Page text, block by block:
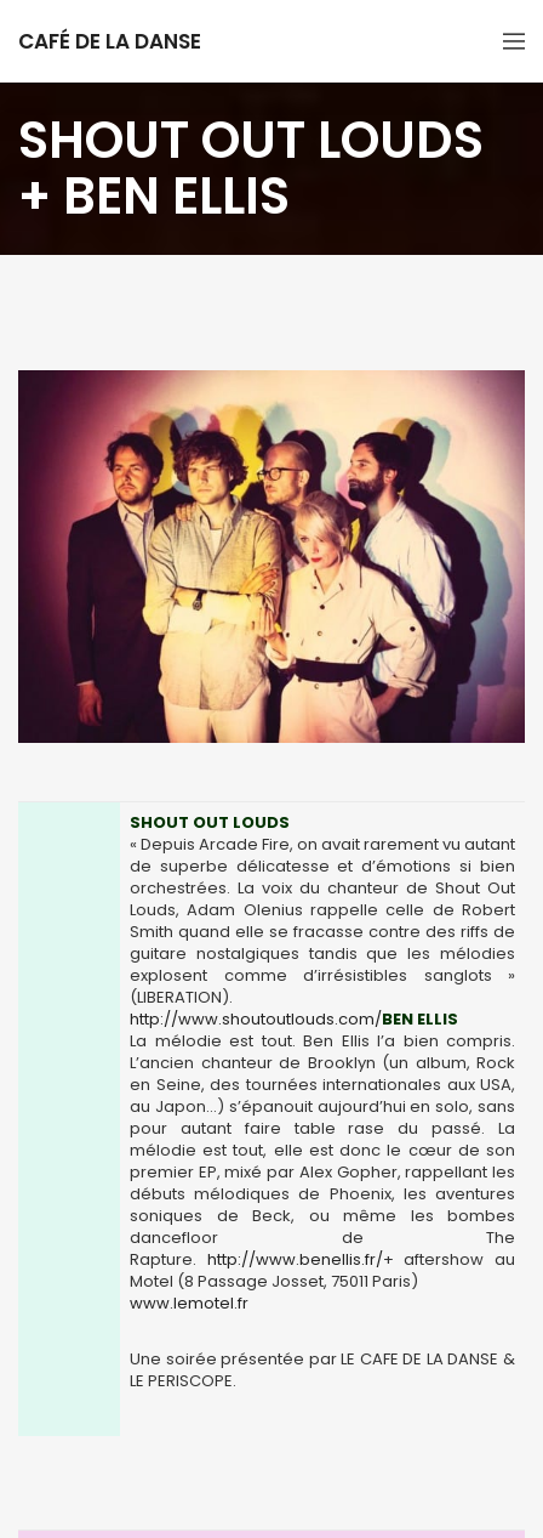
CAFÉ DE LA DANSE
SHOUT OUT LOUDS
+ BEN ELLIS
SHOUT OUT LOUDS
« Depuis Arcade Fire, on avait rarement vu autant
de superbe délicatesse et d’émotions si bien
orchestrées. La voix du chanteur de Shout Out
Louds, Adam Olenius rappelle celle de Robert
Smith quand elle se fracasse contre des riffs de
guitare nostalgiques tandis que les mélodies
explosent comme d’irrésistibles sanglots »
(LIBERATION).
http://www.shoutoutlouds.com/BEN ELLIS
La mélodie est tout. Ben Ellis l’a bien compris.
L’ancien chanteur de Brooklyn (un album, Rock
en Seine, des tournées internationales aux USA,
au Japon…) s’épanouit aujourd’hui en solo, sans
pour autant faire table rase du passé. La
mélodie est tout, elle est donc le cœur de son
premier EP, mixé par Alex Gopher, rappellant les
débuts mélodiques de Phoenix, les aventures
soniques de Beck, ou même les bombes
dancefloor de The
Rapture. http://www.benellis.fr/+ aftershow au
Motel (8 Passage Josset, 75011 Paris)
www.lemotel.fr
Une soirée présentée par LE CAFE DE LA DANSE &
LE PERISCOPE.